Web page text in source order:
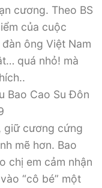
cương. Theo BS
của cuộc
ông Việt Nam
quá nhỏ! mà
Bao Cao Su Đôn
giữ cương cứng
mẽ hơn. Bao
chị em cảm nhận
“cô bé” một